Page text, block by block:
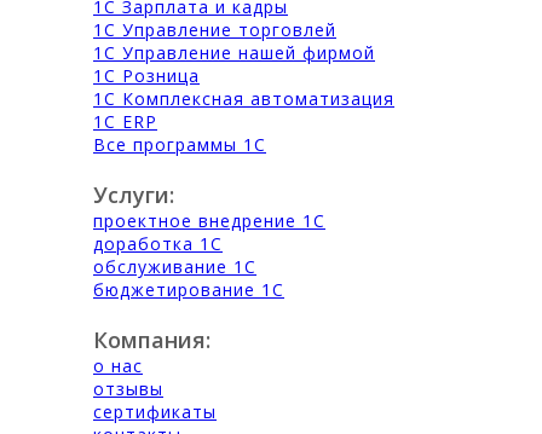
1С Зарплата и кадры
1С Управление торговлей
1С Управление нашей фирмой
1С Розница
1С Комплексная автоматизация
1С ERP
Все программы 1С
Услуги:
проектное внедрение 1С
доработка 1С
обслуживание 1С
бюджетирование 1С
Компания:
о нас
отзывы
сертификаты